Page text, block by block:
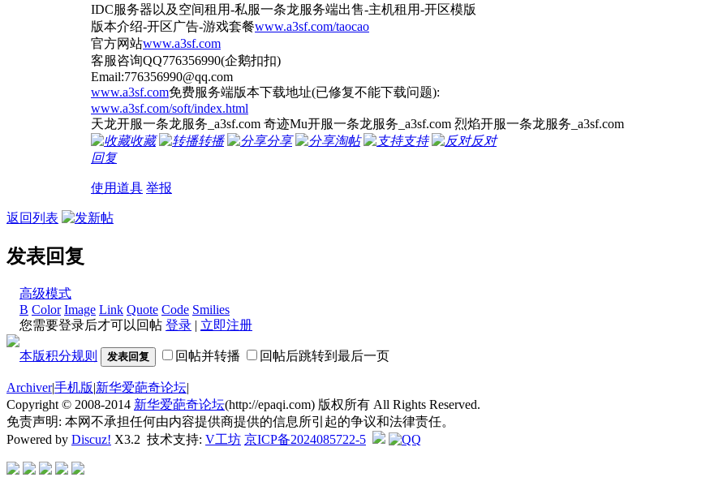
IDC服务器以及空间租用-私服一条龙服务端出售-主机租用-开区模版
版本介绍-开区广告-游戏套餐www.a3sf.com/taocao
官方网站www.a3sf.com
客服咨询QQ776356990(企鹅扣扣)
Email:776356990@qq.com
www.a3sf.com免费服务端版本下载地址(已修复不能下载问题):
www.a3sf.com/soft/index.html
天龙开服一条龙服务_a3sf.com 奇迹Mu开服一条龙服务_a3sf.com 烈焰开服一条龙服务_a3sf.com
收藏
转播 分享 淘帖 支持
反对
回复
使用道具 举报
返回列表
发表回复
高级模式
B Color Image Link Quote Code Smilies
您需要登录后才可以回帖 登录 | 立即注册
本版积分规则 发表回复 回帖并转播 回帖后跳转到最后一页
Archiver|手机版|新华爱葩奇论坛|
Copyright © 2008-2014 新华爱葩奇论坛(http://epaqi.com) 版权所有 All Rights Reserved.
免责声明: 本网不承担任何由内容提供商提供的信息所引起的争议和法律责任。
Powered by Discuz! X3.2 技术支持: V工坊 京ICP备2024085722-5